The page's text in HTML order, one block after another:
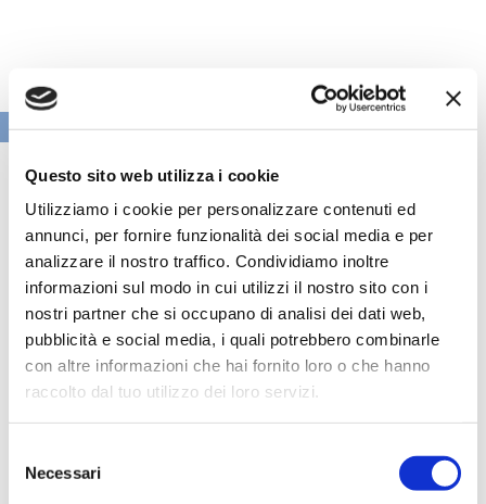
Questo sito web utilizza i cookie
Utilizziamo i cookie per personalizzare contenuti ed
annunci, per fornire funzionalità dei social media e per
analizzare il nostro traffico. Condividiamo inoltre
informazioni sul modo in cui utilizzi il nostro sito con i
nostri partner che si occupano di analisi dei dati web,
pubblicità e social media, i quali potrebbero combinarle
con altre informazioni che hai fornito loro o che hanno
raccolto dal tuo utilizzo dei loro servizi.
delNecessari
VAI ALLA SEZIONE BANCHE NEWS
Speciali eventi